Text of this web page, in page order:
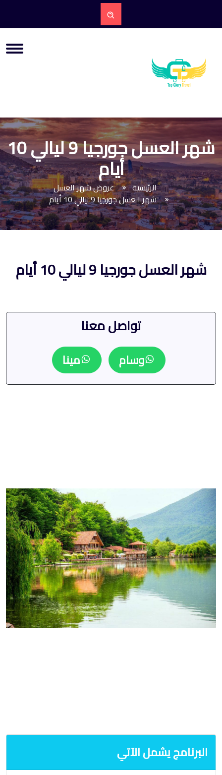
شهر العسل جورجيا 9 ليالي 10
أيام
الرئيسية
عروض شهر العسل
شهر العسل جورجيا 9 ليالي 10 أيام
شهر العسل جورجيا 9 ليالي 10 أيام
تواصل معنا
وسام مينا
البرنامج يشمل الآتي